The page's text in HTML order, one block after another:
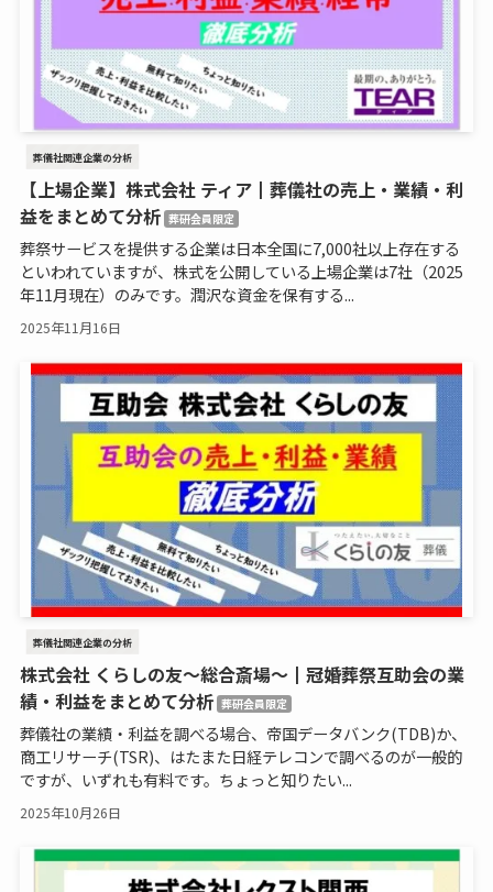
葬儀社関連企業の分析
【上場企業】株式会社 ティア┃葬儀社の売上・業績・利
益をまとめて分析 葬研会員限定
葬祭サービスを提供する企業は日本全国に7,000社以上存在する
といわれていますが、株式を公開している上場企業は7社（2025
年11月現在）のみです。潤沢な資金を保有する...
2025年11月16日
葬儀社関連企業の分析
株式会社 くらしの友～総合斎場～┃冠婚葬祭互助会の業
績・利益をまとめて分析 葬研会員限定
葬儀社の業績・利益を調べる場合、帝国データバンク(TDB)か、
商工リサーチ(TSR)、はたまた日経テレコンで調べるのが一般的
ですが、いずれも有料です。ちょっと知りたい...
2025年10月26日